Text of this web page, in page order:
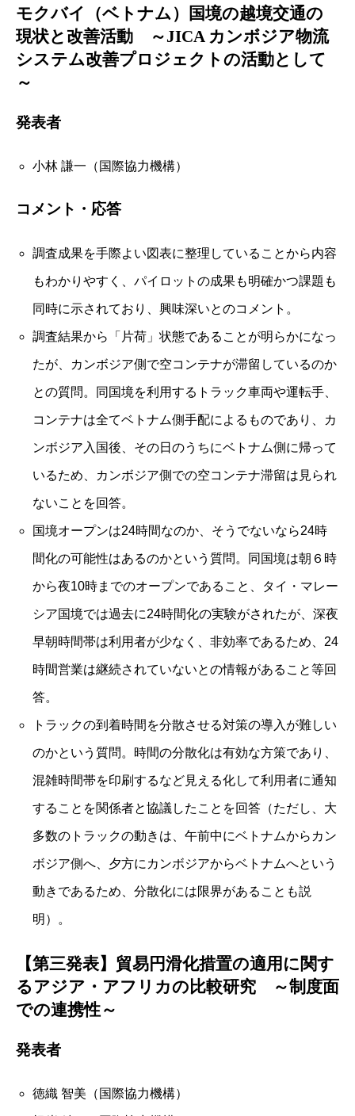
モクバイ（ベトナム）国境の越境交通の
現状と改善活動 ～JICA カンボジア物流
システム改善プロジェクトの活動として
～
発表者
小林 謙一（国際協力機構）
コメント・応答
調査成果を手際よい図表に整理していることから内容
もわかりやすく、パイロットの成果も明確かつ課題も
同時に示されており、興味深いとのコメント。
調査結果から「片荷」状態であることが明らかになっ
たが、カンボジア側で空コンテナが滞留しているのか
との質問。同国境を利用するトラック車両や運転手、
コンテナは全てベトナム側手配によるものであり、カ
ンボジア入国後、その日のうちにベトナム側に帰って
いるため、カンボジア側での空コンテナ滞留は見られ
ないことを回答。
国境オープンは24時間なのか、そうでないなら24時
間化の可能性はあるのかという質問。同国境は朝６時
から夜10時までのオープンであること、タイ・マレー
シア国境では過去に24時間化の実験がされたが、深夜
早朝時間帯は利用者が少なく、非効率であるため、24
時間営業は継続されていないとの情報があること等回
答。
トラックの到着時間を分散させる対策の導入が難しい
のかという質問。時間の分散化は有効な方策であり、
混雑時間帯を印刷するなど見える化して利用者に通知
することを関係者と協議したことを回答（ただし、大
多数のトラックの動きは、午前中にベトナムからカン
ボジア側へ、夕方にカンボジアからベトナムへという
動きであるため、分散化には限界があることも説
明）。
【第三発表】貿易円滑化措置の適用に関す
るアジア・アフリカの比較研究 ～制度面
での連携性～
発表者
徳織 智美（国際協力機構）